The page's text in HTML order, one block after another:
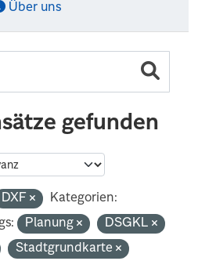
Über uns
gefunden
DXF
Kategorien:
Planung
DSGKL
Stadtgrundkarte